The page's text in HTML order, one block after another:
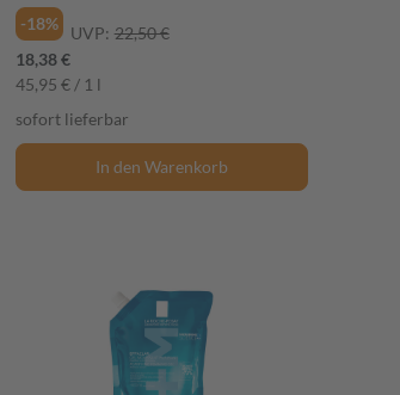
-18% UVP: 22,50 €
18,38 €
45,95 € / 1 l
sofort lieferbar
In den Warenkorb